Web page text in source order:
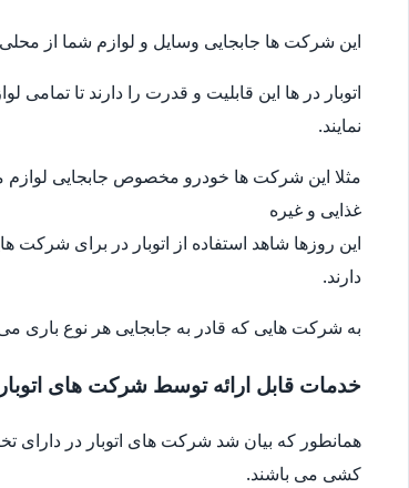
این شرکت ها جابجایی وسایل و لوازم شما از
اتوبار در ها این قابلیت و قدرت را دارند تا
نمایند.
مثلا این شرکت ها خودرو مخصوص جابجایی لوازم
غذایی و غیره
این روزها شاهد استفاده از اتوبار در برای
دارند.
به شرکت هایی که قادر به جابجایی هر نوع باری
خدمات قابل ارائه توسط شرکت های
همانطور که بیان شد شرکت های اتوبار در دارای
کشی می باشند.